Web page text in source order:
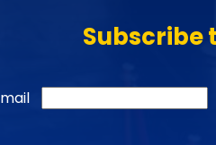
Subscribe